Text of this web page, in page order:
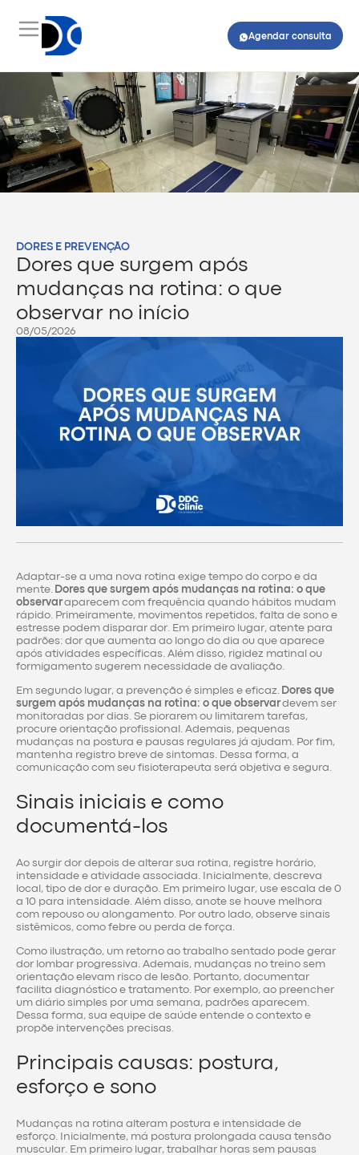
Agendar consulta
DORES E PREVENÇÃO
Dores que surgem após
mudanças na rotina: o que
observar no início
08/05/2026
Adaptar-se a uma nova rotina exige tempo do corpo e da
mente.
Dores que surgem após mudanças na rotina: o que
observaraparecem com frequência quando hábitos mudam
rápido. Primeiramente, movimentos repetidos, falta de sono e
estresse podem disparar dor. Em primeiro lugar, atente para
padrões: dor que aumenta ao longo do dia ou que aparece
após atividades específicas. Além disso, rigidez matinal ou
formigamento sugerem necessidade de avaliação.
Em segundo lugar, a prevenção é simples e eficaz.
Dores que
surgem após mudanças na rotina: o que observardevem ser
monitoradas por dias. Se piorarem ou limitarem tarefas,
procure orientação profissional. Ademais, pequenas
mudanças na postura e pausas regulares já ajudam. Por fim,
mantenha registro breve de sintomas. Dessa forma, a
comunicação com seu fisioterapeuta será objetiva e segura.
Sinais iniciais e como
documentá-los
Ao surgir dor depois de alterar sua rotina, registre horário,
intensidade e atividade associada. Inicialmente, descreva
local, tipo de dor e duração. Em primeiro lugar, use escala de 0
a 10 para intensidade. Além disso, anote se houve melhora
com repouso ou alongamento. Por outro lado, observe sinais
sistêmicos, como febre ou perda de força.
Como ilustração, um retorno ao trabalho sentado pode gerar
dor lombar progressiva. Ademais, mudanças no treino sem
orientação elevam risco de lesão. Portanto, documentar
facilita diagnóstico e tratamento. Por exemplo, ao preencher
um diário simples por uma semana, padrões aparecem.
Dessa forma, sua equipe de saúde entende o contexto e
propõe intervenções precisas.
Principais causas: postura,
esforço e sono
Mudanças na rotina alteram postura e intensidade de
esforço. Inicialmente, má postura prolongada causa tensão
muscular. Em primeiro lugar, trabalhar horas sem pausas